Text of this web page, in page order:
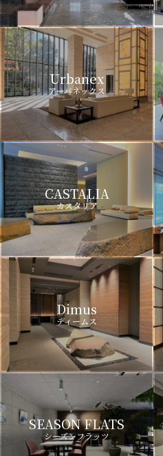
Urbanex
アーバネックス
CASTALIA
カスタリア
Dimus
ディームス
SEASON FLATS
シーズンフラッツ